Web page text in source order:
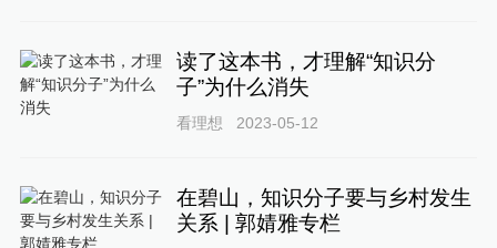
读了这本书，才理解“知识分
子”为什么消失
看理想 2023-05-12
在碧山，知识分子要与乡村发生
关系 | 郭婧雅专栏